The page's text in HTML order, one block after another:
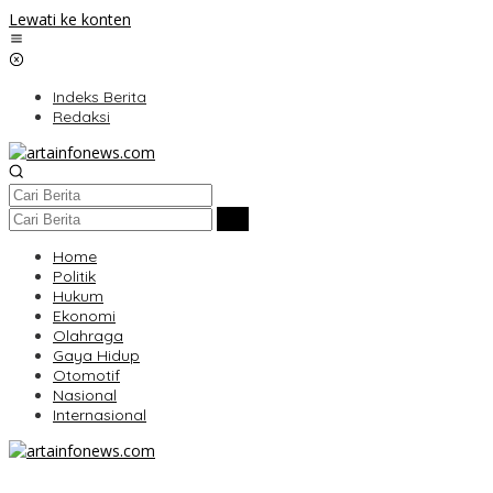
Lewati ke konten
Indeks Berita
Redaksi
Home
Politik
Hukum
Ekonomi
Olahraga
Gaya Hidup
Otomotif
Nasional
Internasional